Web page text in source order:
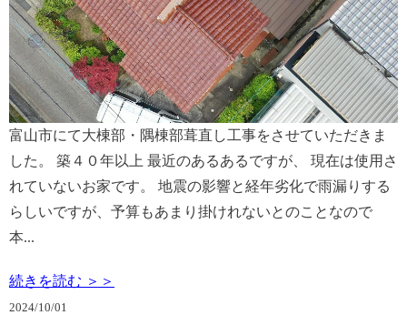
富山市にて大棟部・隅棟部葺直し工事をさせていただきま
した。 築４０年以上 最近のあるあるですが、 現在は使用さ
れていないお家です。 地震の影響と経年劣化で雨漏りする
らしいですが、予算もあまり掛けれないとのことなので
本...
続きを読む ＞＞
2024/10/01